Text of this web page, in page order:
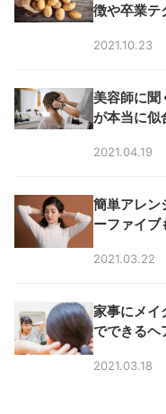
徴や卒業テ
2021.10.23
美容師に聞
が本当に似
2021.04.19
簡単アレン
ーファイブ
2021.03.22
家事にメイ
でできるヘ
2021.03.18